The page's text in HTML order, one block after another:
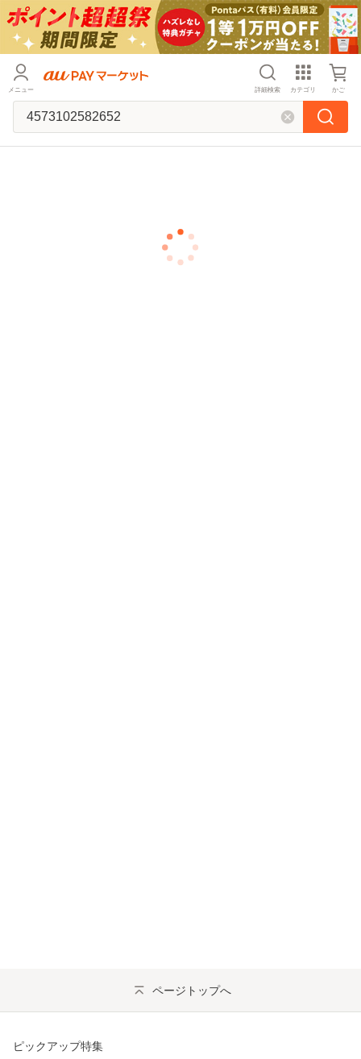
メニュー 詳細検索 カテゴリ かご
ページトップへ
ピックアップ特集